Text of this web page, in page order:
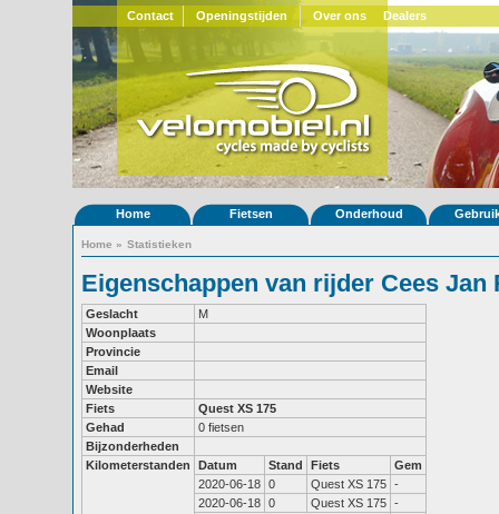
Contact Openingstijden Over ons Dealers
Home Fietsen Onderhoud
Home » Statistieken
Eigenschappen van rijder Cees Jan
Geslacht
M
Woonplaats
Provincie
Email
Website
Fiets
Quest XS 175
Gehad
0 fietsen
Bijzonderheden
Kilometerstanden
Datum Stand Fiets
Gem
2020-06-18 0 Quest XS 175 -
2020-06-18 0 Quest XS 175 -